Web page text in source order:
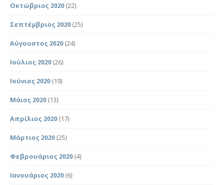
Οκτώβριος 2020 (22)
Σεπτέμβριος 2020 (25)
Αύγουστος 2020 (24)
Ιούλιος 2020 (26)
Ιούνιος 2020 (19)
Μάιος 2020 (13)
Απρίλιος 2020 (17)
Μάρτιος 2020 (25)
Φεβρουάριος 2020 (4)
Ιανουάριος 2020 (6)